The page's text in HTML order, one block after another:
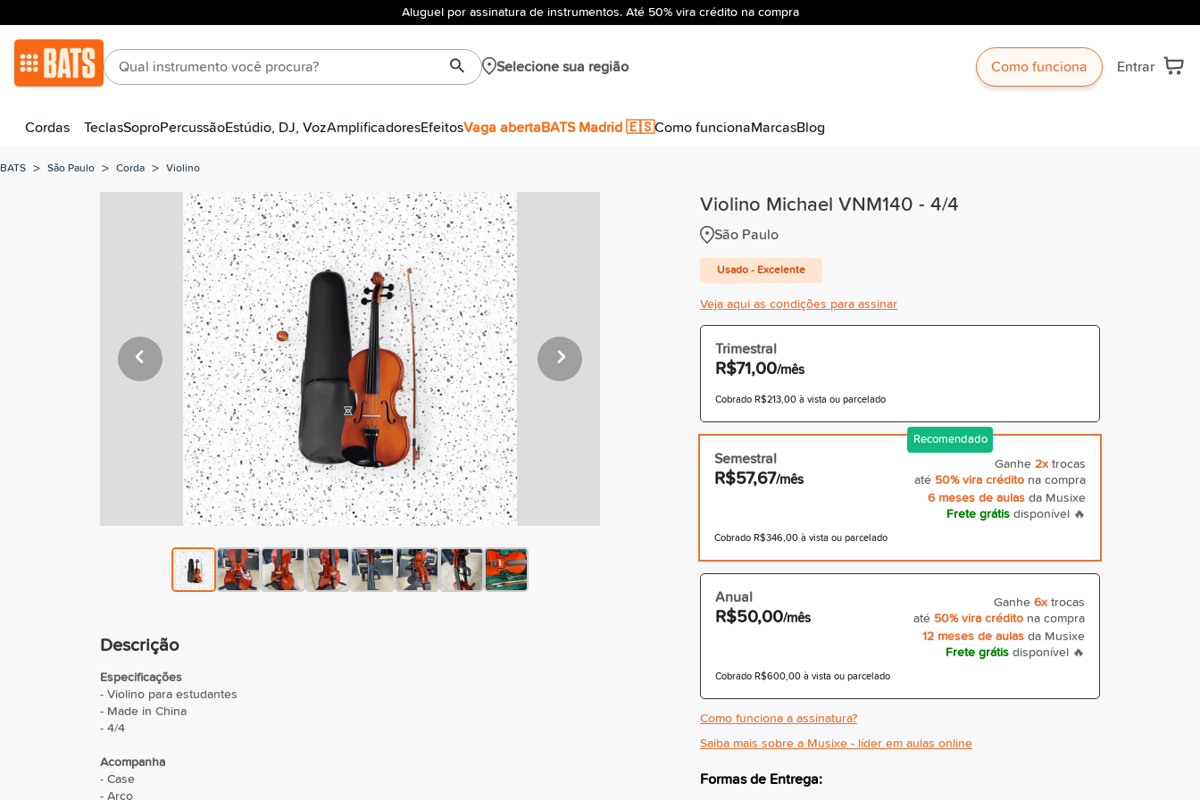
Aluguel por assinatura de instrumentos. Até 50% vira crédito na compra
Selecione sua região Como funciona Entrar
Cordas TeclasSoproPercussãoEstúdio, DJ, VozAmplificadoresEfeitosVaga abertaBATS Madrid 🇪🇸Como funcionaMarcasBlog
BATS > São Paulo > Corda > Violino
Descrição
Especificações
- Violino para estudantes
- Made in China
- 4/4
Acompanha
- Case
- Arco
Violino Michael VNM140 - 4/4
São Paulo
Usado - Excelente
Veja aqui as condições para assinar
Trimestral
R$71,00/mês
Cobrado R$213,00 à vista ou parcelado
Recomendado
Ganhe 2x trocas
até 50% vira crédito na compra
6 meses de aulas da Musixe
Frete grátis disponível 🔥
Semestral
R$57,67/mês
Cobrado R$346,00 à vista ou parcelado
Ganhe 6x trocas
até 50% vira crédito na compra
12 meses de aulas da Musixe
Frete grátis disponível 🔥
Anual
R$50,00/mês
Cobrado R$600,00 à vista ou parcelado
Como funciona a assinatura?
Saiba mais sobre a Musixe - líder em aulas online
Formas de Entrega: